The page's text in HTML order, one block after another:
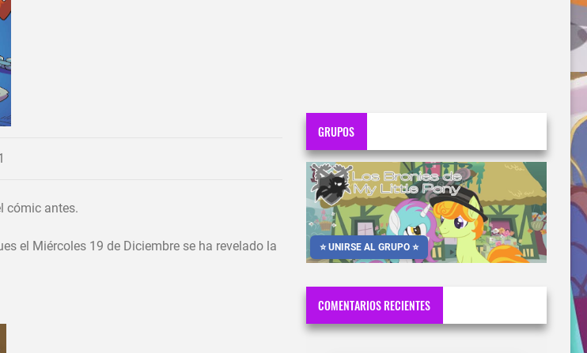
cómic antes.
el Miércoles 19 de Diciembre se ha revelado la
GRUPOS
⭐ UNIRSE AL GRUPO ⭐
COMENTARIOS RECIENTES